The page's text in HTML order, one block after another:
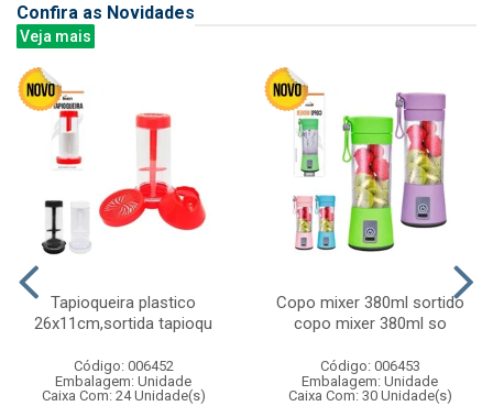
Confira as Novidades
Veja mais
Tapioqueira plastico
26x11cm,sortida tapioqu
Código: 006452
Embalagem: Unidade
Caixa Com: 24 Unidade(s)
Copo mixer 380ml sortido
copo mixer 380ml so
Código: 006453
Embalagem: Unidade
Caixa Com: 30 Unidade(s)